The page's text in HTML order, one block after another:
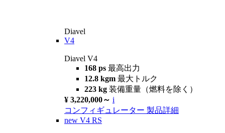
Diavel
V4
Diavel V4
168 ps 最高出力
12.8 kgm 最大トルク
223 kg 装備重量（燃料を除く）
¥ 3,220,000～ i
コンフィギュレーター 製品詳細
new V4 RS